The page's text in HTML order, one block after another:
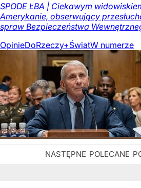
SPODE ŁBA | Ciekawym
Amerykanie, obserwujący
spraw Bezpieczeństwa
OpinieDoRzeczy+ŚwiatW numerze